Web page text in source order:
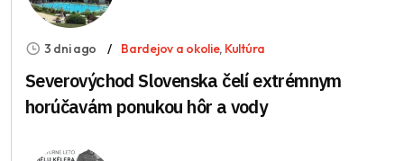
3 dni ago Bardejov a okolie, Kultúra
Severovýchod Slovenska čelí extrémnym
horúčavám ponukou hôr a vody